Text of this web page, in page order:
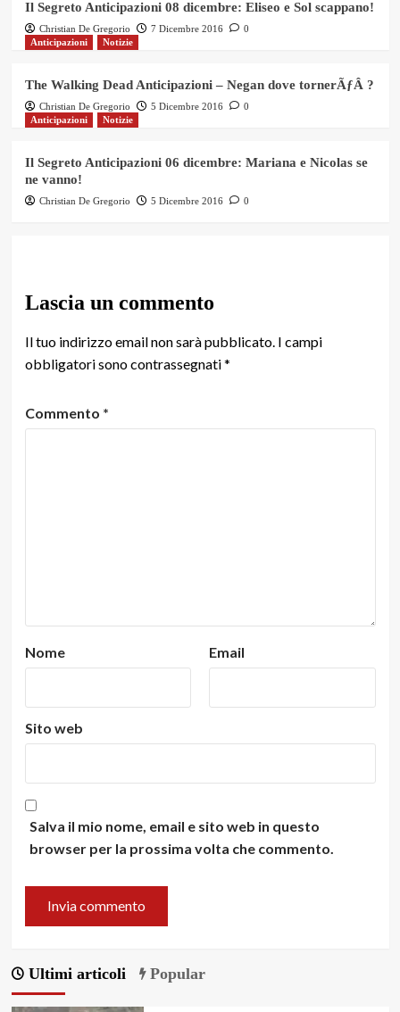
Il Segreto Anticipazioni 08 dicembre: Eliseo e Sol scappano!
Christian De Gregorio 7 Dicembre 2016
0
Anticipazioni
Notizie
The Walking Dead Anticipazioni – Negan dove tornerÃƒÂ ?
Christian De Gregorio 5 Dicembre 2016
0
Anticipazioni
Notizie
Il Segreto Anticipazioni 06 dicembre: Mariana e Nicolas se
ne vanno!
Christian De Gregorio 5 Dicembre 2016 0
Lascia un commento
Il tuo indirizzo email non sarà pubblicato. I campi
obbligatori sono contrassegnati*
Commento *
Nome Email
Sito web
Salva il mio nome, email e sito web in questo
browser per la prossima volta che commento.
Ultimi articoli Popular